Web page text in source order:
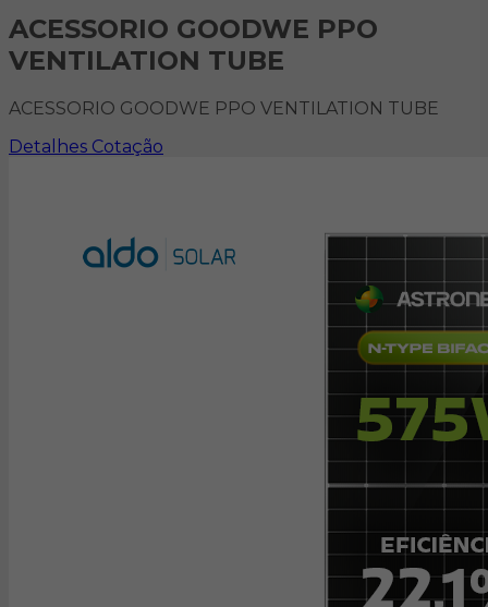
ACESSORIO GOODWE PPO
VENTILATION TUBE
ACESSORIO GOODWE PPO VENTILATION TUBE
Detalhes Cotação